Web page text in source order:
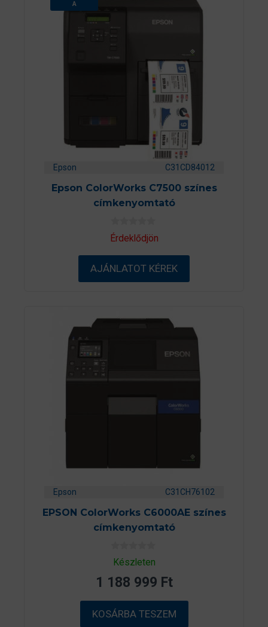
A
Epson C31CD84012
Epson ColorWorks C7500 színes
címkenyomtató
0
a
-
ő
Érdeklődjön
AJÁNLATOT KÉREK
Epson C31CH76102
EPSON ColorWorks C6000AE színes
címkenyomtató
0
a
b
ő
l
Készleten
1 188 999 Ft
KOSÁRBA TESZEM